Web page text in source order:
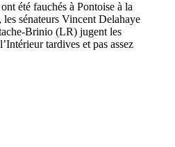
été fauchés à Pontoise à la
sénateurs Vincent Delahaye
Brinio (LR) jugent les
tardives et pas assez